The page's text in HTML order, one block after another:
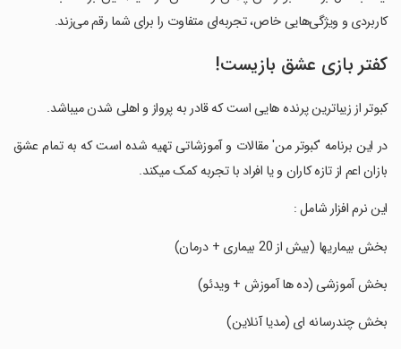
کاربردی و ویژگی‌هایی خاص، تجربه‌ای متفاوت را برای شما رقم می‌زند.
کفتر بازی عشق بازیست!
کبوتر از زیباترین پرنده هایی است که قادر به پرواز و اهلی شدن میباشد.
‏در این برنامه 'کبوتر من' مقالات و آموزشاتی تهیه شده است که به تمام عشق
بازان اعم از تازه کاران و یا افراد با تجربه کمک میکند.
‏این نرم افزار شامل :
‏بخش بیماریها (بیش از 20 بیماری + درمان)
‏بخش آموزشی (ده ها آموزش + ویدئو)
‏بخش چندرسانه ای (مدیا آنلاین)